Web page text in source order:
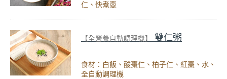
仁、快煮壺
【全營養自動調理機】 雙仁粥
食材：白飯、酸棗仁、柏子仁、紅棗、水、
全自動調理機